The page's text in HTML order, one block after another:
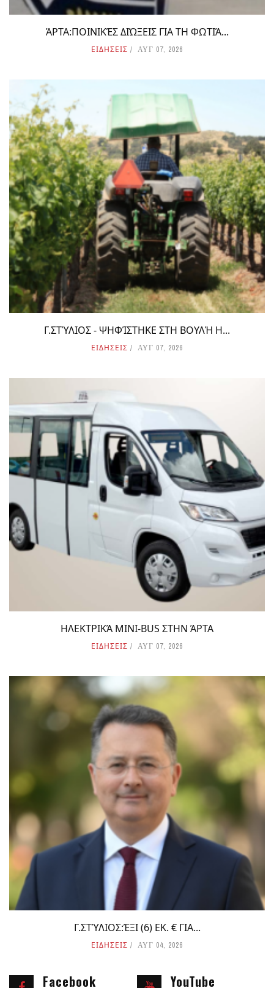
ΆΡΤΑ:ΠΟΙΝΙΚΈΣ ΔΙΏΞΕΙΣ ΓΙΑ ΤΗ ΦΩΤΙΆ...
ΕΙΔΗΣΕΙΣ ΑΥΓ 07, 2026
Γ.ΣΤΎΛΙΟΣ - ΨΗΦΊΣΤΗΚΕ ΣΤΗ ΒΟΥΛΉ Η...
ΕΙΔΗΣΕΙΣ ΑΥΓ 07, 2026
ΗΛΕΚΤΡΙΚΆ MINI-BUS ΣΤΗΝ ΆΡΤΑ
ΕΙΔΗΣΕΙΣ ΑΥΓ 07, 2026
Γ.ΣΤΎΛΙΟΣ:ΈΞΙ (6) ΕΚ. € ΓΙΑ...
ΕΙΔΗΣΕΙΣ ΑΥΓ 04, 2026
Facebook YouTube